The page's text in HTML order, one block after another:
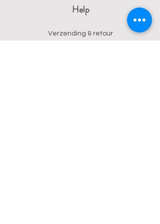
Help
Verzending & retour